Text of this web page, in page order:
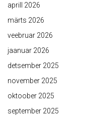
aprill 2026
märts 2026
veebruar 2026
jaanuar 2026
detsember 2025
november 2025
oktoober 2025
september 2025